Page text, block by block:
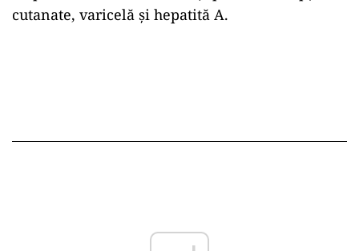
cutanate, varicelă și hepatită A.